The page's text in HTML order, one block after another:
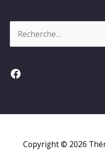
Facebook
Copyright © 2026